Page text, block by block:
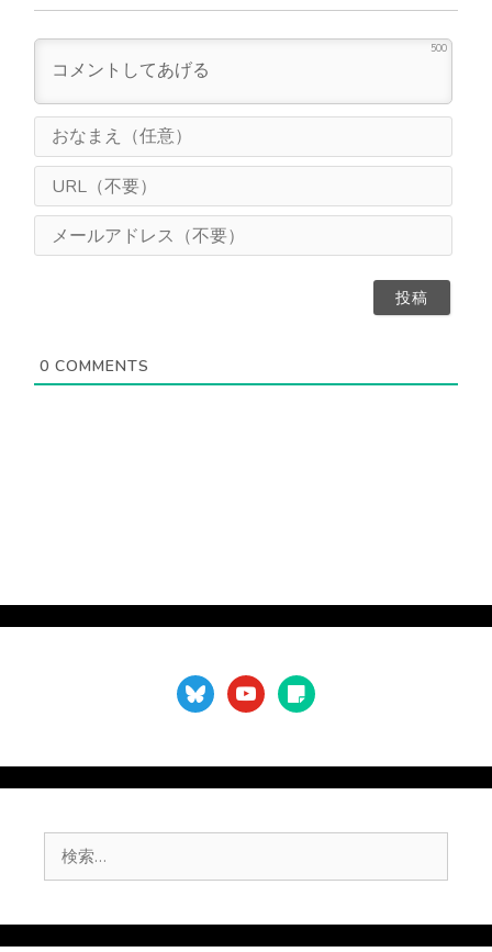
500
ま
（
意
L
（
0 COMMENTS
blueskyyoutubesticky-
note
索: